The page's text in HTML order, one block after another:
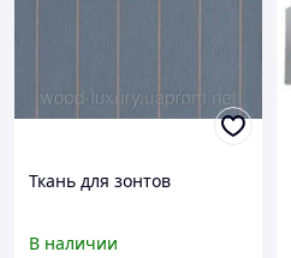
Ткань для зонтов
В наличии